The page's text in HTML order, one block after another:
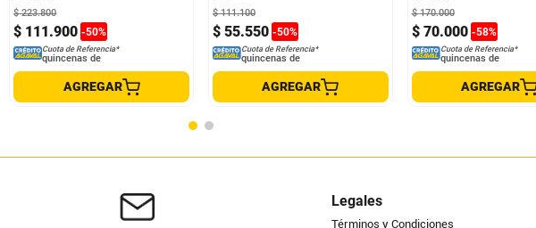
$ 111.900 -50%
$ 223.800
Cuota de Referencia*
quincenas de
AGREGAR
$ 55.550 -50%
$ 111.100
Cuota de Referencia*
quincenas de
AGREGAR
$ 70.000 -58%
$ 170.000
Cuota de Referencia*
quincenas de
AGREGAR
Legales
Términos y Condiciones